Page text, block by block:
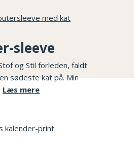
sleeve
og Stil forleden, faldt
sødeste kat på. Min
Læs mere